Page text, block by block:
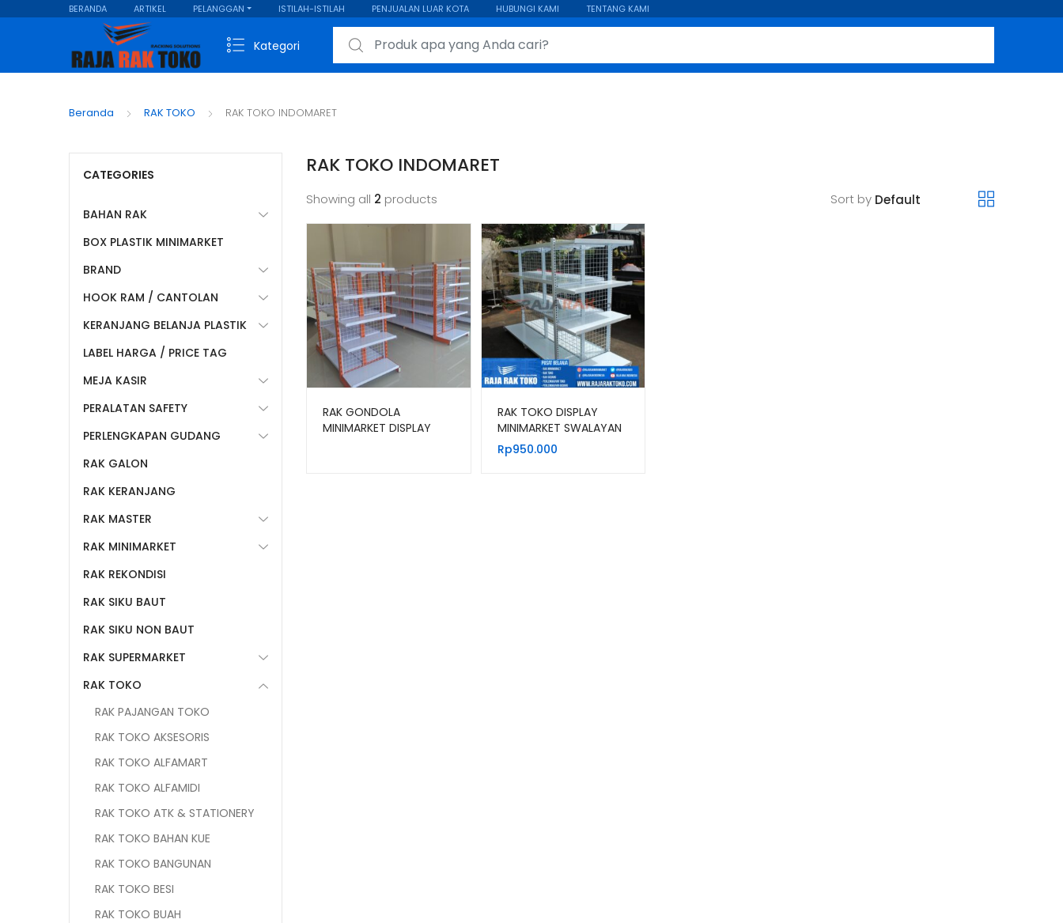
BERANDA ARTIKEL PELANGGAN ISTILAH-ISTILAH PENJUALAN LUAR KOTA HUBUNGI KAMI TENTANG KAMI
Kategori
Search for:
Beranda RAK TOKO RAK TOKO INDOMARET
RAK TOKO INDOMARET
Showing all 2 products Sort by
RAK GONDOLA
MINIMARKET DISPLAY
RAK TOKO DISPLAY
MINIMARKET SWALAYAN
MODERN TIPE RR-13
Rp950.000
CATEGORIES
BAHAN RAK
BOX PLASTIK MINIMARKET
BRAND
HOOK RAM / CANTOLAN
KERANJANG BELANJA PLASTIK
LABEL HARGA / PRICE TAG
MEJA KASIR
PERALATAN SAFETY
PERLENGKAPAN GUDANG
RAK GALON
RAK KERANJANG
RAK MASTER
RAK MINIMARKET
RAK REKONDISI
RAK SIKU BAUT
RAK SIKU NON BAUT
RAK SUPERMARKET
RAK TOKO
RAK PAJANGAN TOKO
RAK TOKO AKSESORIS
RAK TOKO ALFAMART
RAK TOKO ALFAMIDI
RAK TOKO ATK & STATIONERY
RAK TOKO BAHAN KUE
RAK TOKO BANGUNAN
RAK TOKO BESI
RAK TOKO BUAH